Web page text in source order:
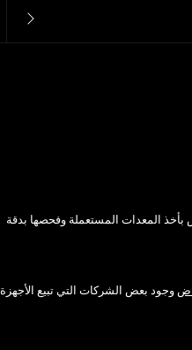
أكتوبر 14, 2025
بأخذ المعدات المستعملة وفحصها بدقة
وجود بعض الشركات التي تبيع الأجهزة